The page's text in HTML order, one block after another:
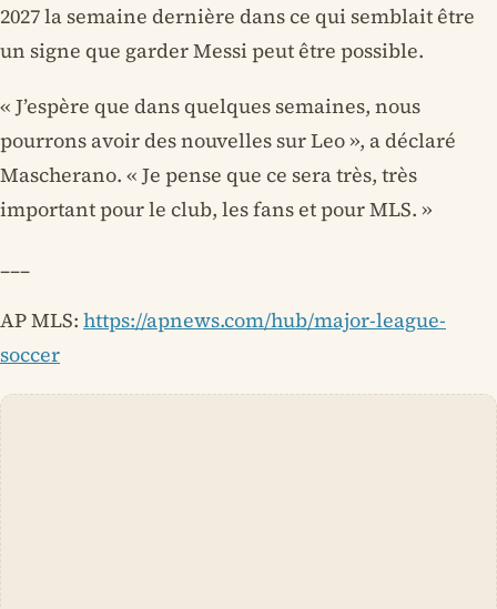
2027 la semaine dernière dans ce qui semblait être
un signe que garder Messi peut être possible.
« J’espère que dans quelques semaines, nous
pourrons avoir des nouvelles sur Leo », a déclaré
Mascherano. « Je pense que ce sera très, très
important pour le club, les fans et pour MLS. »
___
AP MLS: https://apnews.com/hub/major-league-
soccer